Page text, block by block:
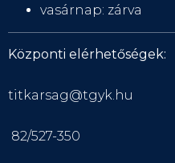
vasárnap: zárva
Központi elérhetőségek:
titkarsag@tgyk.hu
82/527-350